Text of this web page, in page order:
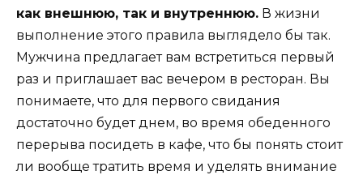
как внешнюю, так и внутреннюю. В жизни
выполнение этого правила выглядело бы так.
Мужчина предлагает вам встретиться первый
раз и приглашает вас вечером в ресторан. Вы
понимаете, что для первого свидания
достаточно будет днем, во время обеденного
перерыва посидеть в кафе, что бы понять стоит
ли вообще тратить время и уделять внимание